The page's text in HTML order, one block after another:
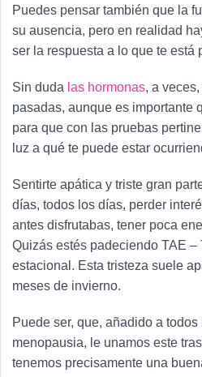
Puedes pensar también que la
su ausencia, pero en realidad
ser la respuesta a lo que te está
Sin duda las hormonas, a
pasadas, aunque es importante
para que con las pruebas
luz a qué te puede estar
Sentirte apática y triste gran
días, todos los días, perder
antes disfrutabas, tener poca
Quizás estés padeciendo TAE –
estacional. Esta tristeza suele
meses de invierno.
Puede ser, que, añadido a
menopausia, le unamos este
tenemos precisamente una